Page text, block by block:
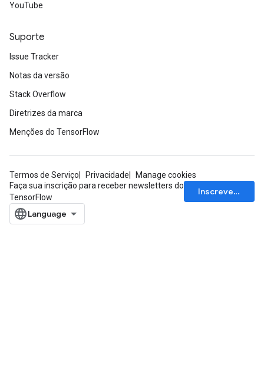
YouTube
Suporte
Issue Tracker
Notas da versão
Stack Overflow
Diretrizes da marca
Menções do TensorFlow
Termos de Serviço Privacidade
Manage cookies
Faça sua inscrição para receber newsletters do
TensorFlow
Inscrever-se